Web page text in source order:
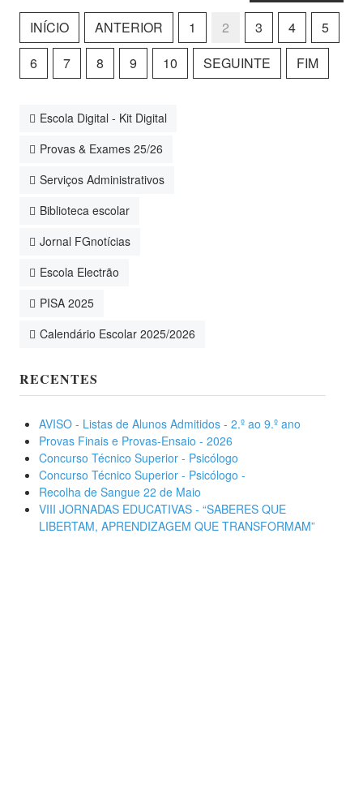
INÍCIO ANTERIOR 1 2 3 4
5
6
7 8 9 10 SEGUINTE FIM
Escola Digital - Kit Digital
Provas & Exames 25/26
Serviços Administrativos
Biblioteca escolar
Jornal FGnotícias
Escola Electrão
PISA 2025
Calendário Escolar 2025/2026
RECENTES
AVISO - Listas de Alunos Admitidos - 2.º ao 9.º ano
Provas Finais e Provas-Ensaio - 2026
Concurso Técnico Superior - Psicólogo
Concurso Técnico Superior - Psicólogo -
Recolha de Sangue 22 de Maio
VIII JORNADAS EDUCATIVAS - “SABERES QUE
LIBERTAM, APRENDIZAGEM QUE TRANSFORMAM”